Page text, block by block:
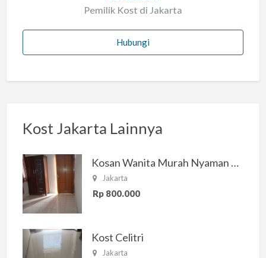
Pemilik Kost di Jakarta
Hubungi
Kost Jakarta Lainnya
Kosan Wanita Murah Nyaman di Jakarta Selatan
Jakarta
Rp 800.000
Kost Celitri
Jakarta